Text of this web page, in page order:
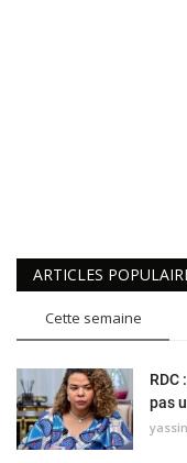
ARTICLES
Cette semaine
RDC
pas